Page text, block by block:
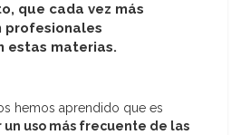
que cada vez más
profesionales
estas materias.
hemos aprendido que es
un uso más frecuente de las